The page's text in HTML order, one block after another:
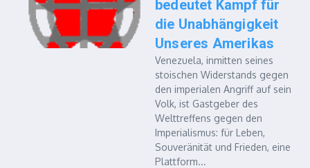
bedeutet Kampf für
die Unabhängigkeit
Unseres Amerikas
Venezuela, inmitten seines
stoischen Widerstands gegen
den imperialen Angriff auf sein
Volk, ist Gastgeber des
Welttreffens gegen den
Imperialismus: für Leben,
Souveränität und Frieden, eine
Plattform...